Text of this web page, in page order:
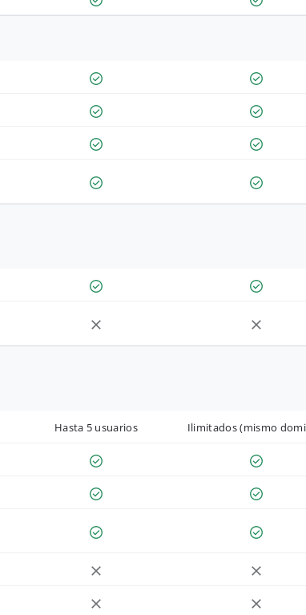
Hasta 5 usuarios Ilimitados (mismo